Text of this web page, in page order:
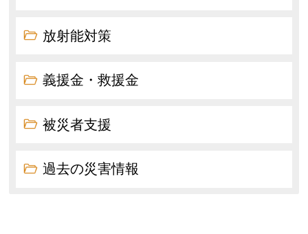
放射能対策
義援金・救援金
被災者支援
過去の災害情報